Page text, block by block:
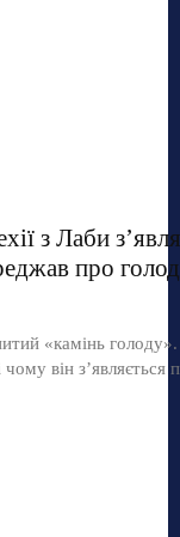
з Лаби
про голод
«камінь
він з’являється